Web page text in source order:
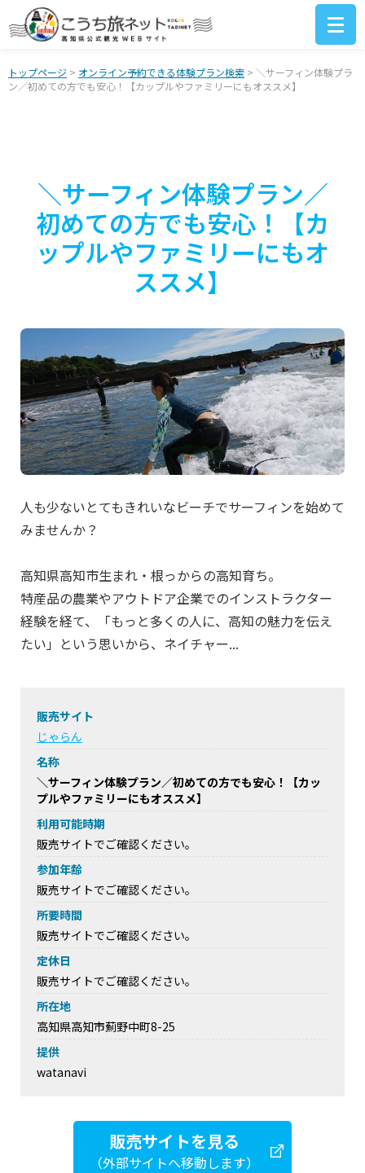
トップページ > オンライン予約できる体験プラン検索 > ＼サーフィン体験プラ
ン／初めての方でも安心！【カップルやファミリーにもオススメ】
＼サーフィン体験プラン／
初めての方でも安心！【カ
ップルやファミリーにもオ
ススメ】
人も少ないとてもきれいなビーチでサーフィンを始めて
みませんか？
高知県高知市生まれ・根っからの高知育ち。
特産品の農業やアウトドア企業でのインストラクター
経験を経て、「もっと多くの人に、高知の魅力を伝え
たい」という思いから、ネイチャー...
販売サイト
じゃらん
名称
＼サーフィン体験プラン／初めての方でも安心！【カッ
プルやファミリーにもオススメ】
利用可能時期
販売サイトでご確認ください。
参加年齢
販売サイトでご確認ください。
所要時間
販売サイトでご確認ください。
定休日
販売サイトでご確認ください。
所在地
高知県高知市薊野中町8-25
提供
watanavi
販売サイトを見る
（外部サイトへ移動します）